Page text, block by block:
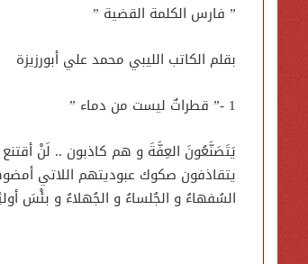
” فارس الكلمة القضية ”
بقلم الكاتب الليبي محمد علي أبورزيزة
1 -” قطراتٌ ليست من دماء ”
يَتَصَنَّعُونَ العِفَّةَ و هم كاذبون .. لَنْ
يتقاذفون صكوك عبوديتهم اللاتي
السُفهاءُ و الجُلساءُ و الجُهلاءُ و بئْسَ